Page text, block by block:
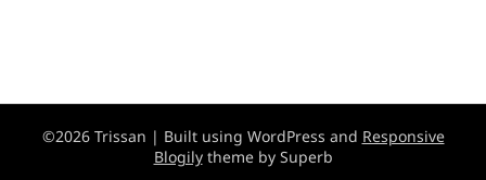
©2026 Trissan | Built using WordPress and Responsive
Blogilytheme by Superb